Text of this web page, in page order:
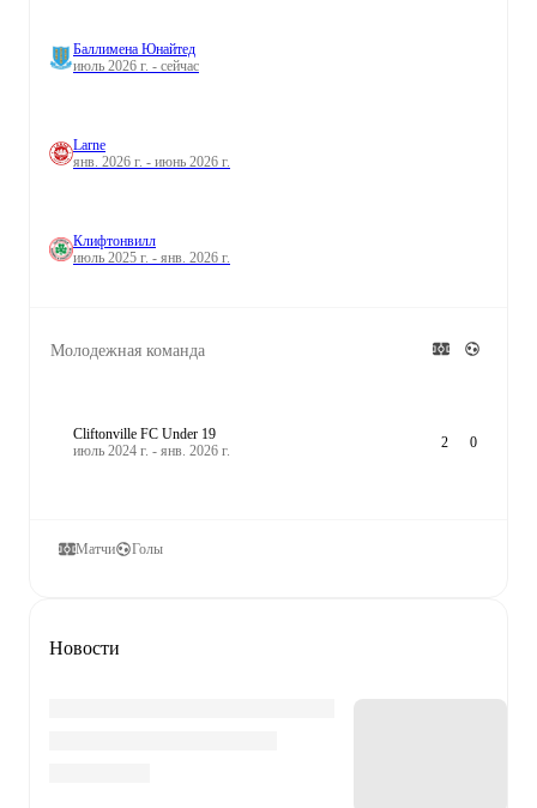
Баллимена Юнайтед
июль 2026 г. - сейчас
Larne
янв. 2026 г. - июнь 2026 г.
Клифтонвилл
июль 2025 г. - янв. 2026 г.
Молодежная команда
Cliftonville FC Under 19
июль 2024 г. - янв. 2026 г.
2 0
Матчи Голы
Новости